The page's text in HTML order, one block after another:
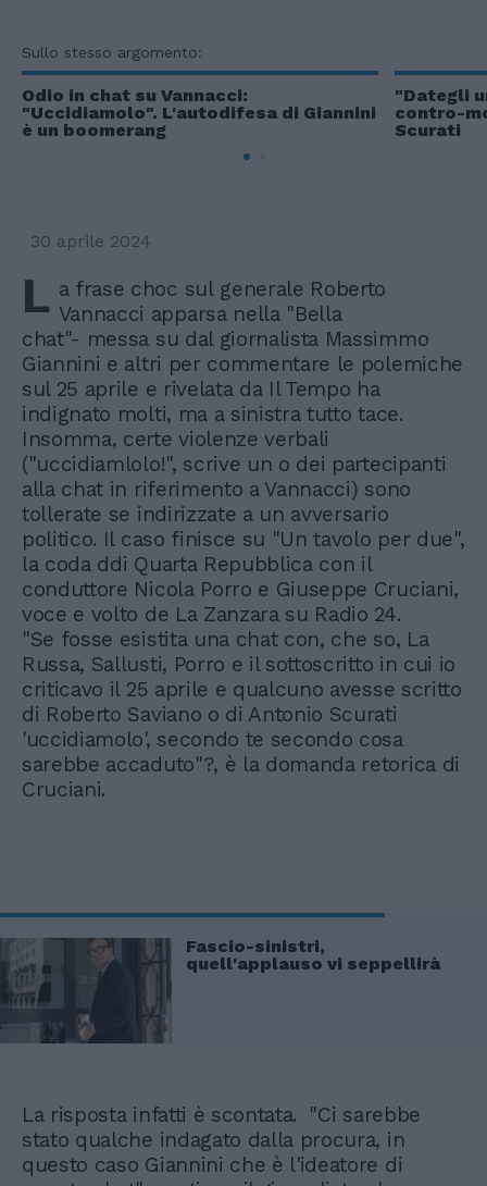
Sullo stesso argomento:
Odio in chat su Vannacci:
"Uccidiamolo". L'autodifesa di Giannini
è un boomerang
"Dategli
contro-
Scurati
30 aprile 2024
L a frase choc sul generale Roberto
Vannacci apparsa nella "Bella
chat"- messa su dal giornalista Massimmo
Giannini e altri per commentare le polemiche
sul 25 aprile e rivelata da Il Tempo ha
indignato molti, ma a sinistra tutto tace.
Insomma, certe violenze verbali
("uccidiamlolo!", scrive un o dei partecipanti
alla chat in riferimento a Vannacci) sono
tollerate se indirizzate a un avversario
politico. Il caso finisce su "Un tavolo per due",
la coda ddi Quarta Repubblica con il
conduttore Nicola Porro e Giuseppe Cruciani,
voce e volto de La Zanzara su Radio 24.
"Se fosse esistita una chat con, che so, La
Russa, Sallusti, Porro e il sottoscritto in cui io
criticavo il 25 aprile e qualcuno avesse scritto
di Roberto Saviano o di Antonio Scurati
'uccidiamolo', secondo te secondo cosa
sarebbe accaduto"?, è la domanda retorica di
Cruciani.
Fascio-sinistri,
quell'applauso vi seppellirà
La risposta infatti è scontata. "Ci sarebbe
stato qualche indagato dalla procura, in
questo caso Giannini che è l'ideatore di